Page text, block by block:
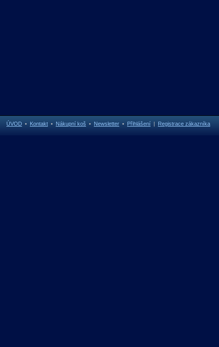
ÚVOD • Kontakt • Nákupní koš • Newsletter • Přihlášení | Registrace zákazníka